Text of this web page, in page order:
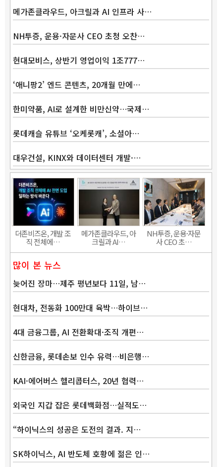
메가존클라우드, 아크릴과 AI 인프라 사…
NH투증, 운용·자문사 CEO 초청 오찬…
현대모비스, 상반기 영업이익 1조777…
‘애니팡2’ 엔드 콘텐츠, 20개월 만에…
한미약품, AI로 설계한 비만신약…국제…
롯데캐슬 유튜브 ‘오케롯캐’, 소셜아…
대우건설, KINX와 데이터센터 개발·…
더존비즈온, 개발 조
직 전체에…
메가존클라우드, 아
크릴과 AI…
NH투증, 운용·자문
사 CEO 초…
많이 본 뉴스
늦어진 장마…제주 평년보다 11일, 남…
현대차, 전동화 100만대 육박…하이브…
4대 금융그룹, AI 전환확대·조직 개편…
신한금융, 롯데손보 인수 유력…비은행…
KAI·에어버스 헬리콥터스, 20년 협력…
외국인 지갑 잡은 롯데백화점…실적도…
“하이닉스의 성공은 도전의 결과. 지…
SK하이닉스, AI 반도체 호황에 젊은 인…